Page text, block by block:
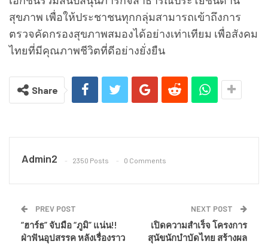
สุขภาพ เพื่อให้ประชาชนทุกกลุ่มสามารถเข้าถึงการ
ตรวจคัดกรองสุขภาพสมองได้อย่างเท่าเทียม เพื่อสังคม
ไทยที่มีคุณภาพชีวิตที่ดีอย่างยั่งยืน
Share
Admin2 2350 Posts 0 Comments
PREV POST
“ฮาร์ธ” จับมือ “ภูมิ” แน่น!!
ฝ่าฟันอุปสรรค หลังเรื่องราว
NEXT POST
เปิดความสำเร็จ โครงการ
สุนัขนักบำบัดไทย สร้างผล